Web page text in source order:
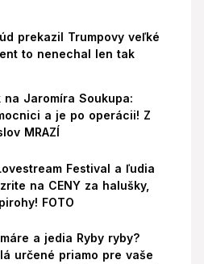
prekazil Trumpovy veľké
to nenechal len tak
na Jaromíra Soukupa:
a je po operácii! Z
MRAZÍ
Festival a ľudia
na CENY za halušky,
FOTO
a jedia Ryby ryby?
určené priamo pre vaše